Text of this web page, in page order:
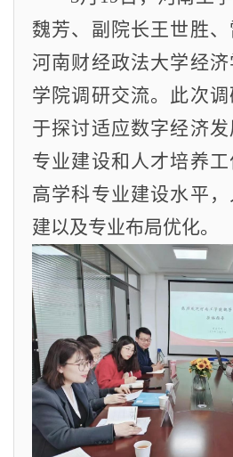
魏芳、副院长王世胜
河南财经政法大学经
学院调研交流。此次
于探讨适应数字经济
专业建设和人才培养
高学科专业建设水平
建以及专业布局优化。